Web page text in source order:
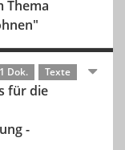
Thema
1 Dok. Texte
für die
-